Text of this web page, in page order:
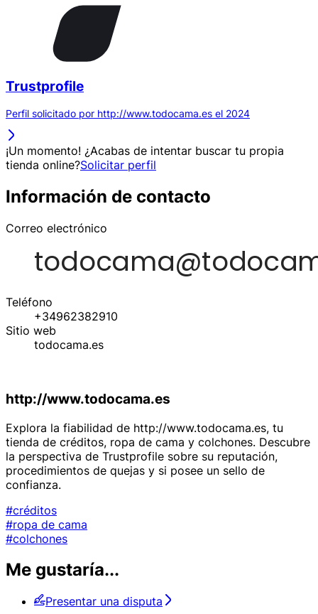
Trustprofile
Perfil solicitado por http://www.todocama.es el 2024
¡Un momento! ¿Acabas de intentar buscar tu propia
tienda online?Solicitar perfil
Información de contacto
Correo electrónico
Teléfono
+34962382910
Sitio web
todocama.es
http://www.todocama.es
Explora la fiabilidad de http://www.todocama.es, tu
tienda de créditos, ropa de cama y colchones. Descubre
la perspectiva de Trustprofile sobre su reputación,
procedimientos de quejas y si posee un sello de
confianza.
#créditos
#ropa de cama
#colchones
Me gustaría...
Presentar una disputa